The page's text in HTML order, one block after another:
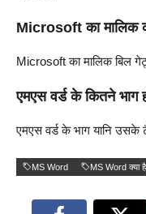
Microsoft का मालिक
Microsoft का मालिक बिल
एमएस वर्ड के कितने भाग
एमएस वर्ड के भाग यानि
MS Word MS Word क्या है